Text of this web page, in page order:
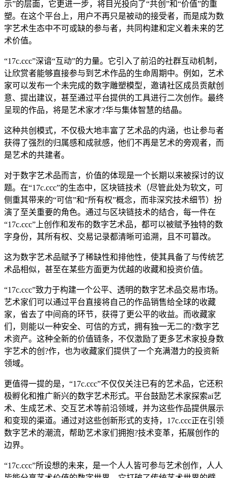
示”的层面，它更进一步，将目光投向了“共创”和“价值”的重
塑。在这个平台上，用户不再只是被动的接受者，而是成为数
字艺术生态中不可或缺的参与者，共同构建和定义着未来的艺
术价值。
“17c.ccc”深谙“互动”的力量。它引入了前沿的社群互动机制，
让欣赏者能够直接参与到艺术作品的生命周期中。例如，艺术
家可以发布一个未完成的数字雕塑模型，邀请社区成员贡献创
意、提出建议，甚至通过平台提供的工具进行二次创作。最终
呈现的作品，将是艺术家才?华与集体智慧的结晶。
这种共创模式，不仅极大地丰富了艺术品的内涵，也让参与者
获得了强烈的归属感和成就感，他们不再是艺术的旁观者，而
是艺术的共建者。
对于数字艺术品而言，价值的体现是一个长期以来被探讨的议
题。在“17c.ccc”的生态中，区块链技术（尽管此处为软文，可
侧重其带来的“可信”和“所有权”概念，而非深究技术细节）扮
演了至关重要的角色。通过与区块链技术的结合，每一件在
“17c.ccc”上创作和发布的数字艺术品，都可以被赋予独特的数
字身份，其所有权、交易记录都清晰可追溯，且不可篡改。
这为数字艺术品赋予了稀缺性和排他性，使其具备了与传统艺
术品相似，甚至在某些方面更为优越的收藏和投资价值。
“17c.ccc”致力于构建一个公平、透明的数字艺术品交易市场。
艺术家们可以通过平台直接将自己的作品销售给全球的收藏
家，省去了中间商的环节，获得了更公平的收益。而收藏家
们，则能以一种安全、可信的方式，拥有独一无二的?数字艺
术资产。这种全新的价值链条，不仅激励了更多艺术家投身数
字艺术的创?作，也为收藏家们提供了一个充满潜力的投资新
领域。
更值得一提的是，“17c.ccc”不仅仅关注已有的艺术品，它还积
极孵化和推广新兴的数字艺术形式。平台鼓励艺术家探索ai艺
术、生成艺术、交互艺术等前沿领域，并为这些作品提供展示
和变现的渠道。通过对这些创新形式的支持，17c.ccc正在引领
数字艺术的潮流，帮助艺术家们拥抱?技术变革，拓展创作的
边界。
“17c.ccc”所设想的未来，是一个人人皆可参与艺术创作，人人